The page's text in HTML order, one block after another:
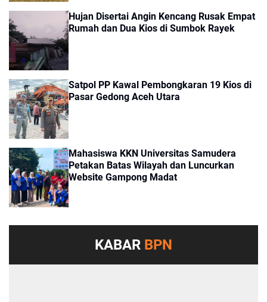
Hujan Disertai Angin Kencang Rusak Empat
Rumah dan Dua Kios di Sumbok Rayek
Satpol PP Kawal Pembongkaran 19 Kios di
Pasar Gedong Aceh Utara
Mahasiswa KKN Universitas Samudera
Petakan Batas Wilayah dan Luncurkan
Website Gampong Madat
KABAR BPN